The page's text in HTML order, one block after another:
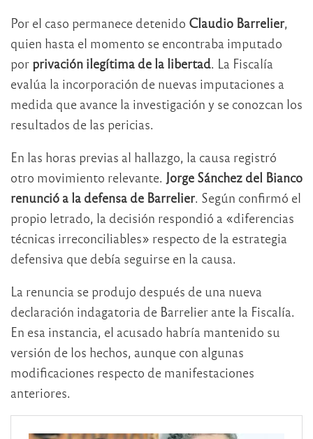
Por el caso permanece detenido Claudio Barrelier,
quien hasta el momento se encontraba imputado
por privación ilegítima de la libertad. La Fiscalía
evalúa la incorporación de nuevas imputaciones a
medida que avance la investigación y se conozcan los
resultados de las pericias.
En las horas previas al hallazgo, la causa registró
otro movimiento relevante. Jorge Sánchez del Bianco
renunció a la defensa de Barrelier. Según confirmó el
propio letrado, la decisión respondió a «diferencias
técnicas irreconciliables» respecto de la estrategia
defensiva que debía seguirse en la causa.
La renuncia se produjo después de una nueva
declaración indagatoria de Barrelier ante la Fiscalía.
En esa instancia, el acusado habría mantenido su
versión de los hechos, aunque con algunas
modificaciones respecto de manifestaciones
anteriores.